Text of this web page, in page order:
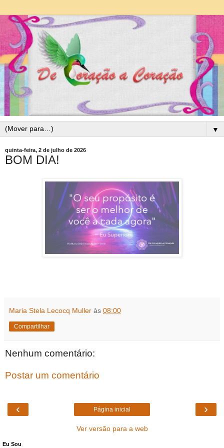
▼
quinta-feira, 2 de julho de 2026
BOM DIA!
Maria Stela Lecocq Muller às 08:00
Compartilhar
Nenhum comentário:
Postar um comentário
‹ ›
Página inicial
Ver versão para a web
Eu Sou